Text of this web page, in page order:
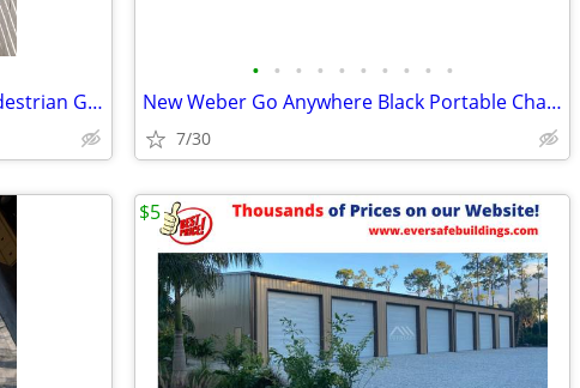
METAL Horizontal Slat H-Frame Pedestrian Gate Black 6'Hx42"W
• • • • • • • • • •
New Weber Go Anywhere Black Portable Charcoal Grill
7/30
$5